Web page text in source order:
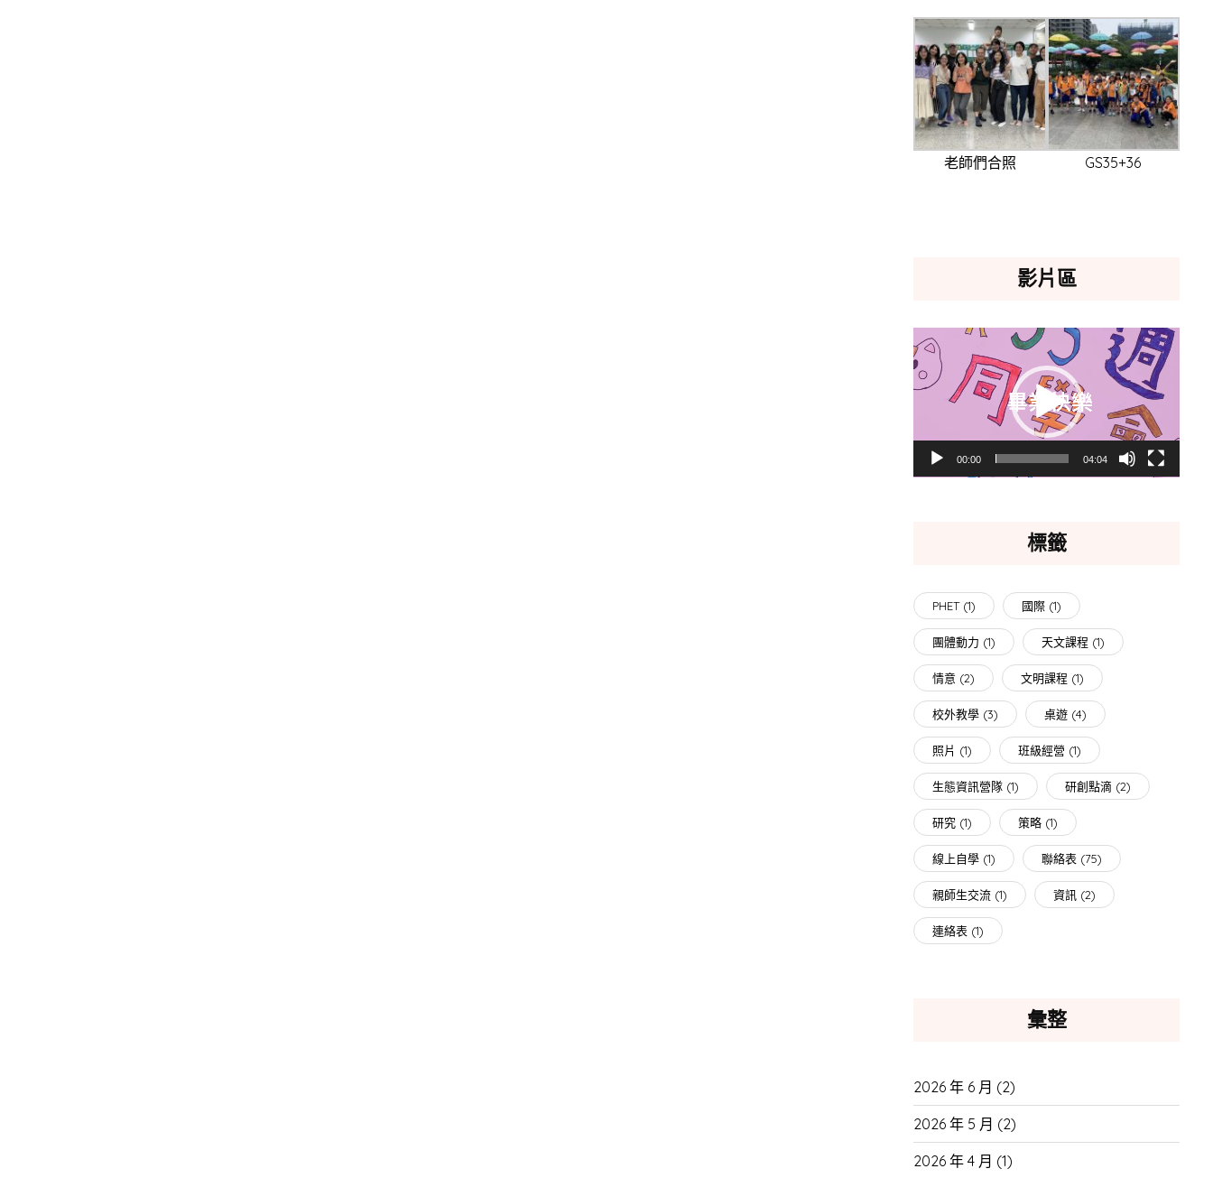
老師們合照 GS35+36
影片區
視
訊
播
00:00 04:04
標籤
PHET(1) 國際 (1)
團體動力 (1) 天文課程 (1)
情意 (2) 文明課程 (1)
校外教學 (3) 桌遊 (4)
照片 (1) 班級經營 (1)
生態資訊營隊 (1) 研創點滴 (2)
研究 (1) 策略 (1)
線上自學 (1) 聯絡表 (75)
親師生交流 (1) 資訊 (2)
連絡表 (1)
彙整
2026 年 6 月 (2)
2026 年 5 月 (2)
2026 年 4 月 (1)